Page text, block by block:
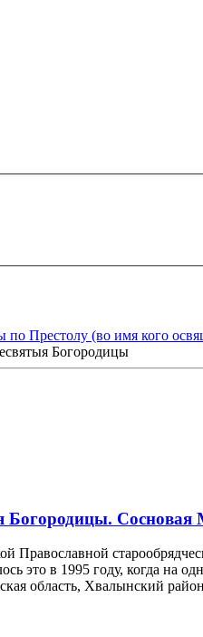
по Престолу (во имя кого
Богородицы
Богородицы.
это в 1995 году, когда на
область, Хвалынский